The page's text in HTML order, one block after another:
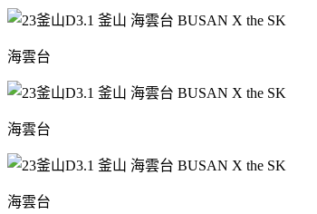
海雲台
海雲台
海雲台